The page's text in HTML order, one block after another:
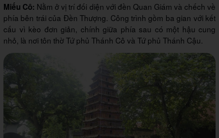
Miếu Cô: Nằm ở vị trí đối diện với đền Quan Giám và chếch về
phía bên trái của Đền Thượng. Công trình gồm ba gian với kết
cấu vì kèo đơn giản, chính giữa phía sau có một hậu cung
nhỏ, là nơi tôn thờ Tứ phủ Thánh Cô và Tứ phủ Thánh Cậu.